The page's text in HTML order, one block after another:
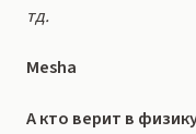
тд.
Mesha
А кто верит в